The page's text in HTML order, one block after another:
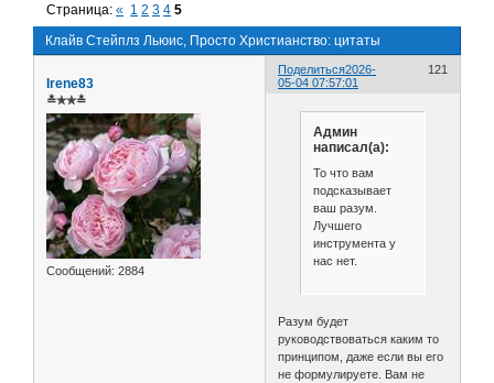
Клайв Стейплз Льюис, Просто Христианство: цитаты
Страница:« 1 2 3 4 5
Поделиться 121
2026-
05-04 07:57:01
Irene83
≛✯✯≛
Сообщений: 2884
Админ
написал(а):
То что вам
подсказывает
ваш разум.
Лучшего
инструмента у
нас нет.
Разум будет
руководствоваться каким то
принципом, даже если вы его
не формулируете. Вам не